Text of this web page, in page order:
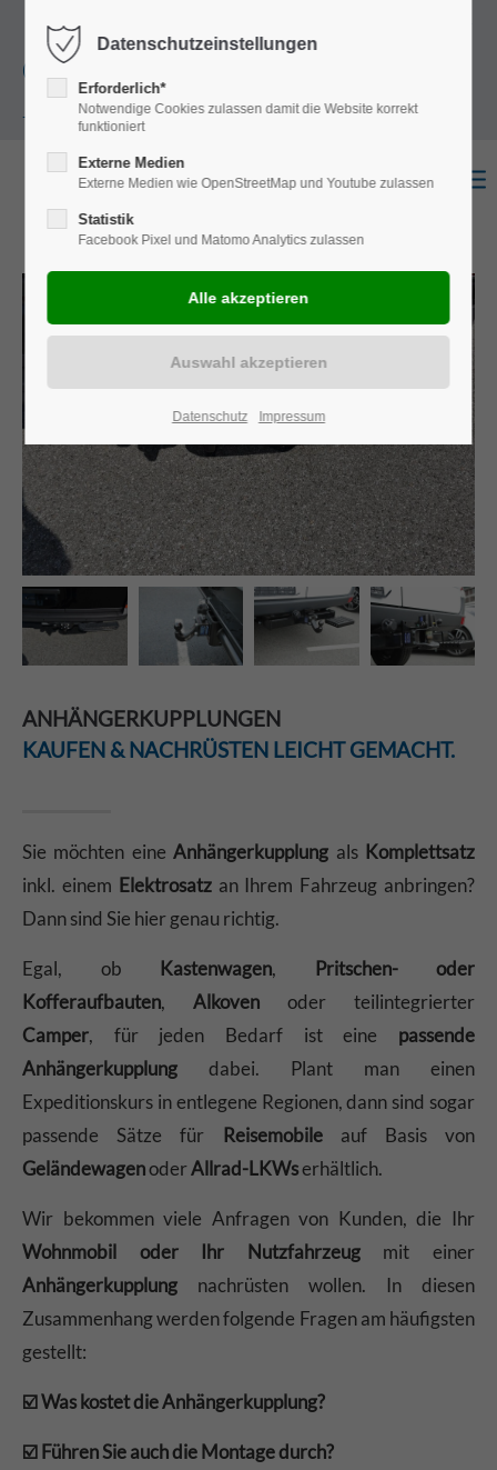
+49
(0)251 322 631
- 0
ANHÄNGERKUPPLUNGEN
KAUFEN & NACHRÜSTEN LEICHT GEMACHT.
Sie möchten eineAnhängerkupplung als Komplettsatz
inkl. einem Elektrosatzan Ihrem Fahrzeug anbringen?
Dann sind Sie hier genau richtig.
Egal, ob Kastenwagen,
Pritschen- oder
Kofferaufbauten, Alkoven oder teilintegrierter
Camper, für jeden Bedarf ist eine passende
Anhängerkupplung dabei. Plant man einen
Expeditionskurs in entlegene Regionen, dann sind sogar
passende Sätze für
Reisemobileauf Basis von
GeländewagenoderAllrad-LKWserhältlich.
Wir bekommen viele Anfragen von Kunden, die Ihr
Wohnmobil oder Ihr Nutzfahrzeugmit einer
Anhängerkupplung nachrüsten wollen. In diesen
Zusammenhang werden folgende Fragen am häufigsten
gestellt:
☑️ Was kostet die Anhängerkupplung?
☑️ Führen Sie auch die Montage durch?
Datenschutzeinstellungen
Erforderlich*
Notwendige Cookies zulassen damit die Website korrekt
funktioniert
Externe Medien
Externe Medien wie OpenStreetMap und Youtube zulassen
Statistik
Facebook Pixel und Matomo Analytics zulassen
Datenschutz Impressum